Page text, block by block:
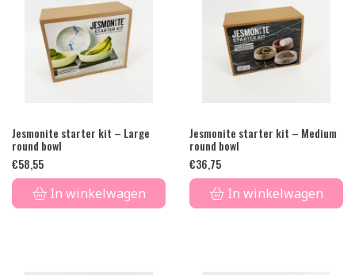
Jesmonite starter kit – Large
round bowl
€58,55
In winkelwagen
Jesmonite starter kit – Medium
round bowl
€36,75
In winkelwagen